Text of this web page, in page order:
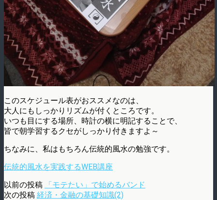
このスケジュール表がおススメなのは、
大人にもしっかりリズムが付くところです。
いつも目にする場所、時計の横に明記することで、
皆で朝学習するクセがしっかり付きますよ～
ちなみに、私はもちろん伝統的風水の勉強です。
伝統的風水を実践するWEB講座
以前の投稿
「モテたい」で始めるバンド
次の投稿 経済・金融の基礎知識(2)